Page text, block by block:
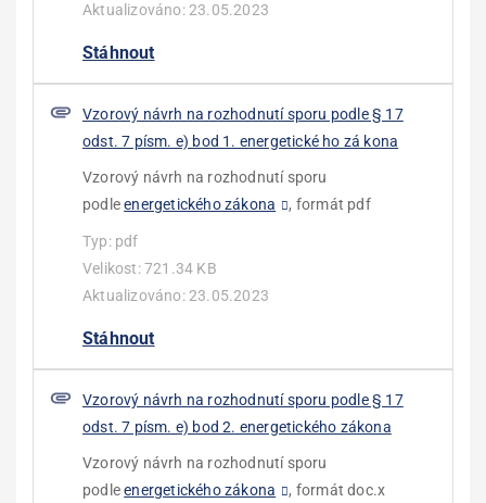
Aktualizováno:23.05.2023
Stáhnout
Vzorový návrh na rozhodnutı́ sporu podle § 17
odst. 7 pı́sm. e) bod 1. energetické ho zá kona
Vzorový návrh na rozhodnutí sporu
podleenergetického zákona , formát pdf
Typ: pdf
Velikost:721.34 KB
Aktualizováno:23.05.2023
Stáhnout
Vzorový návrh na rozhodnutí sporu podle § 17
odst. 7 písm. e) bod 2. energetického zákona
Vzorový návrh na rozhodnutí sporu
podleenergetického zákona , formát doc.x